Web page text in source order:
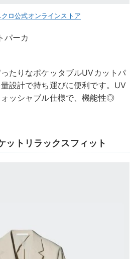
ロ公式オンラインストア
パーカ
たりなポケッタブルUVカットパ
設計で持ち運びに便利です。UV
ッシャブル仕様で、機能性◎
ットリラックスフィット